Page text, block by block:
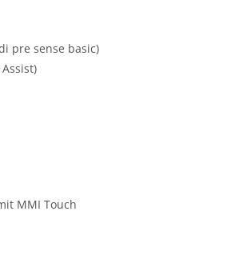
pre sense basic)
MMI Touch